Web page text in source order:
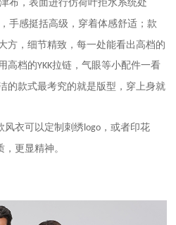
布，表面进行仿荷叶拒水系统处
手感挺括高级，穿着体感舒适；款
方，细节精致，每一处能看出高档的
高档的YKK拉链，气眼等小配件一看
的款式最考究的就是版型，穿上身就
风衣可以定制刺绣 logo ，或者印花
，更显精神。